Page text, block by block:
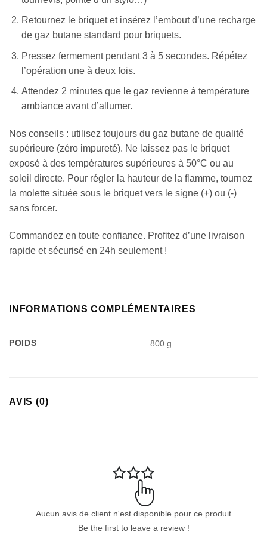
Retournez le briquet et insérez l’embout d’une recharge
de gaz butane standard pour briquets.
Pressez fermement pendant 3 à 5 secondes. Répétez
l’opération une à deux fois.
Attendez 2 minutes que le gaz revienne à température
ambiance avant d’allumer.
Nos conseils : utilisez toujours du gaz butane de qualité
supérieure (zéro impureté). Ne laissez pas le briquet
exposé à des températures supérieures à 50°C ou au
soleil directe. Pour régler la hauteur de la flamme, tournez
la molette située sous le briquet vers le signe (+) ou (-)
sans forcer.
Commandez en toute confiance. Profitez d’une livraison
rapide et sécurisé en 24h seulement !
INFORMATIONS COMPLÉMENTAIRES
POIDS 800 g
AVIS (0)
Aucun avis de client n'est disponible pour ce produit
Be the first to leave a review !